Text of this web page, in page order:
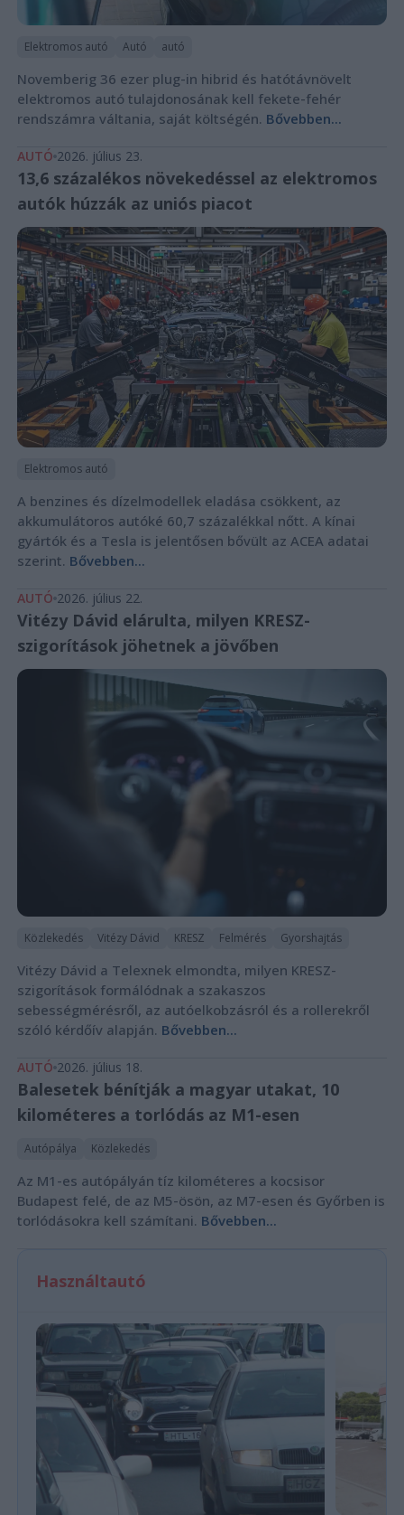
Elektromos autó Autó autó
Novemberig 36 ezer plug-in hibrid és hatótávnövelt
elektromos autó tulajdonosának kell fekete-fehér
rendszámra váltania, saját költségén. Bővebben...
AUTÓ 2026. július 23.
13,6 százalékos növekedéssel az elektromos
autók húzzák az uniós piacot
Elektromos autó
A benzines és dízelmodellek eladása csökkent, az
akkumulátoros autóké 60,7 százalékkal nőtt. A kínai
gyártók és a Tesla is jelentősen bővült az ACEA adatai
szerint. Bővebben...
AUTÓ 2026. július 22.
Vitézy Dávid elárulta, milyen KRESZ-
szigorítások jöhetnek a jövőben
Közlekedés Vitézy Dávid KRESZ Felmérés Gyorshajtás
Vitézy Dávid a Telexnek elmondta, milyen KRESZ-
szigorítások formálódnak a szakaszos
sebességmérésről, az autóelkobzásról és a rollerekről
szóló kérdőív alapján. Bővebben...
AUTÓ 2026. július 18.
Balesetek bénítják a magyar utakat, 10
kilométeres a torlódás az M1-esen
Autópálya Közlekedés
Az M1-es autópályán tíz kilométeres a kocsisor
Budapest felé, de az M5-ösön, az M7-esen és Győrben is
torlódásokra kell számítani. Bővebben...
Használtautó